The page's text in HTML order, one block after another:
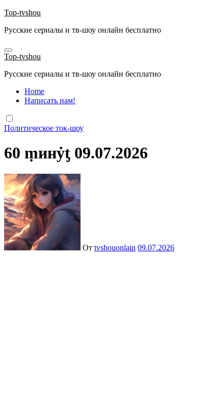
Перейти
содержанию
Top-tvshou
Русские сериалы и тв-шоу онлайн бесплатно
Top-tvshou
Русские сериалы и тв-шоу онлайн бесплатно
Home
Написать нам!
Политическое ток-шоу
60 ṃинẏƫ 09.07.2026
От tvshouonlain 09.07.2026